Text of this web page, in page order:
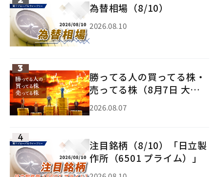
為替相場（8/10）
2026.08.10
勝ってる人の買ってる株・
売ってる株（8月7日 大引
け）
2026.08.07
注目銘柄（8/10）「日立製
作所（6501 プライム）」